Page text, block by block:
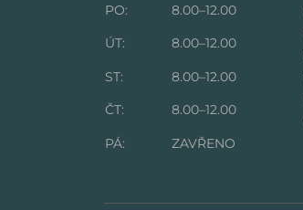
PO: 8.00–12.00
ÚT:
8.00–12.00
ST:
8.00–12.00
ČT:
8.00–12.00
PÁ:
ZAVŘENO